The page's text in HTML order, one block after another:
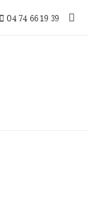
04 74 66 19 39